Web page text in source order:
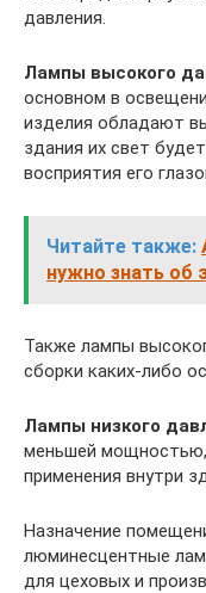
давления.
Лампы высокого
основном в
изделия обладают
здания их свет
восприятия его
Читайте также:
нужно знать об
Также лампы
сборки каких-либо
Лампы низкого
меньшей мощностью,
применения внутри
Назначение
люминесцентные
для цеховых и